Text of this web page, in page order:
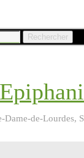
Rechercher
de-Lourdes,